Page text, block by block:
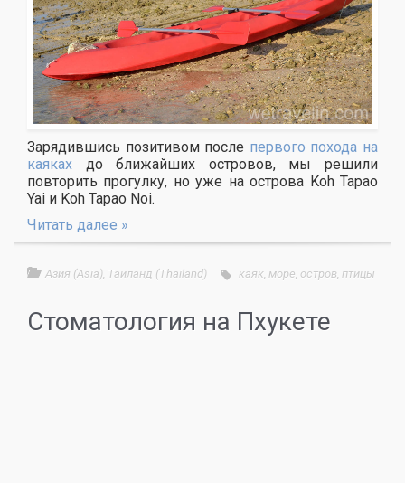
Зарядившись позитивом после первого похода на
каяках до ближайших островов, мы решили
повторить прогулку, но уже на острова Koh Tapao
Yai и Koh Tapao Noi.
Читать далее »
Азия (Asia) Таиланд (Thailand) каяк море остров птицы
Стоматология на Пхукете